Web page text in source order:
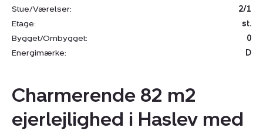
Stue/Værelser:
2/1
Etage:
st.
Bygget/Ombygget:
0
Energimærke:
D
Charmerende 82 m2
ejerlejlighed i Haslev med